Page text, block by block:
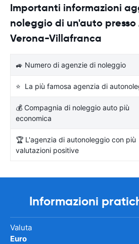
Importanti informazioni
noleggio di un'auto
Verona-Villafranca
🚙 Numero di agenzie di noleggio
⭐ La più famosa agenzia di
💰 Compagnia di noleggio auto più
economica
🏆 L'agenzia di autonoleggio con più
valutazioni positive
Informazioni
Valuta
Euro